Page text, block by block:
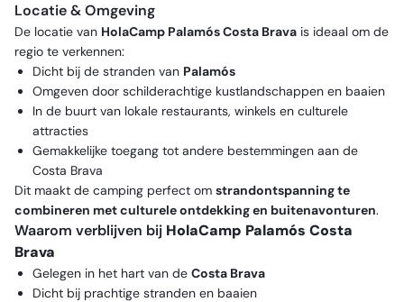
Locatie & Omgeving
De locatie van HolaCamp Palamós Costa Brava is ideaal om de
regio te verkennen:
Dicht bij de stranden van Palamós
Omgeven door schilderachtige kustlandschappen en baaien
In de buurt van lokale restaurants, winkels en culturele
attracties
Gemakkelijke toegang tot andere bestemmingen aan de
Costa Brava
Dit maakt de camping perfect om strandontspanning te
combineren met culturele ontdekking en buitenavonturen.
Waarom verblijven bij HolaCamp Palamós Costa
Brava
Gelegen in het hart van de Costa Brava
Dicht bij prachtige stranden en baaien